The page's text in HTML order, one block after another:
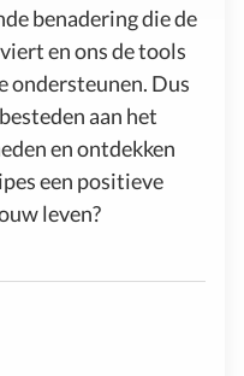
benadering die de
en ons de tools
ondersteunen. Dus
aan het
en ontdekken
een positieve
leven?